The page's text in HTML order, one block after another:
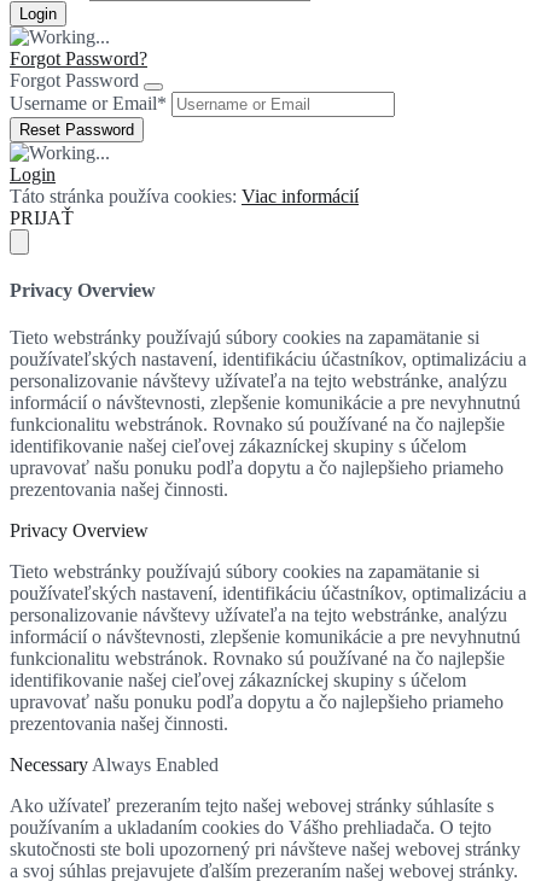
Forgot Password?
Forgot Password
Username or Email*
Login
Táto stránka používa cookies: Viac informácií
PRIJAŤ
Privacy Overview
Tieto webstránky používajú súbory cookies na zapamätanie si
používateľských nastavení, identifikáciu účastníkov, optimalizáciu a
personalizovanie návštevy užívateľa na tejto webstránke, analýzu
informácií o návštevnosti, zlepšenie komunikácie a pre nevyhnutnú
funkcionalitu webstránok. Rovnako sú používané na čo najlepšie
identifikovanie našej cieľovej zákazníckej skupiny s účelom
upravovať našu ponuku podľa dopytu a čo najlepšieho priameho
prezentovania našej činnosti.
Privacy Overview
Tieto webstránky používajú súbory cookies na zapamätanie si
používateľských nastavení, identifikáciu účastníkov, optimalizáciu a
personalizovanie návštevy užívateľa na tejto webstránke, analýzu
informácií o návštevnosti, zlepšenie komunikácie a pre nevyhnutnú
funkcionalitu webstránok. Rovnako sú používané na čo najlepšie
identifikovanie našej cieľovej zákazníckej skupiny s účelom
upravovať našu ponuku podľa dopytu a čo najlepšieho priameho
prezentovania našej činnosti.
Necessary Always Enabled
Ako užívateľ prezeraním tejto našej webovej stránky súhlasíte s
používaním a ukladaním cookies do Vášho prehliadača. O tejto
skutočnosti ste boli upozornený pri návšteve našej webovej stránky
a svoj súhlas prejavujete ďalším prezeraním našej webovej stránky.